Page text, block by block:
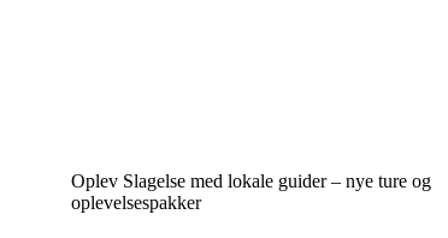
Oplev Slagelse med lokale guider – nye ture og
oplevelsespakker